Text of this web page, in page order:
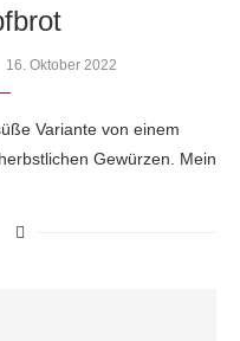
16. Oktober 2022
Variante von einem
Gewürzen. Mein